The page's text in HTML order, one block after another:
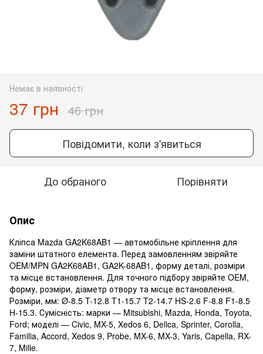
Немає в наявності
37 грн 46 грн
Повідомити, коли з'явиться
До обраного Порівняти
Опис
Кліпса Mazda GA2K68AB1 — автомобільне кріплення для
заміни штатного елемента. Перед замовленням звіряйте
OEM/MPN GA2K68AB1, GA2K-68AB1, форму деталі, розміри
та місце встановлення. Для точного підбору звіряйте OEM,
форму, розміри, діаметр отвору та місце встановлення.
Розміри, мм: Ø-8.5 T-12.8 T1-15.7 T2-14.7 HS-2.6 F-8.8 F1-8.5
H-15.3. Сумісність: марки — Mitsubishi, Mazda, Honda, Toyota,
Ford; моделі — Civic, MX-5, Xedos 6, Delica, Sprinter, Corolla,
Familia, Accord, Xedos 9, Probe, MX-6, MX-3, Yaris, Capella, RX-
7, Mille.